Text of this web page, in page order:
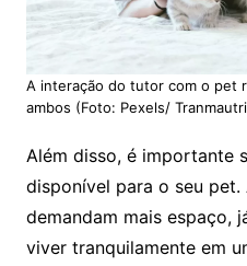
A interação do tutor com o pet
ambos (Foto: Pexels/
Além disso, é importante
disponível para o seu pet.
demandam mais espaço,
viver tranquilamente em